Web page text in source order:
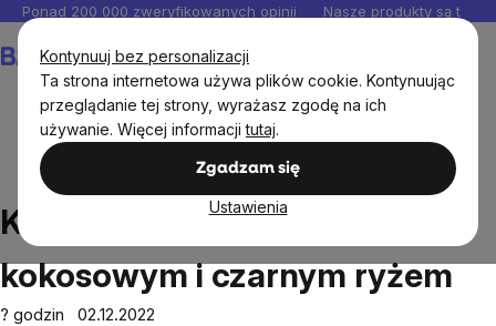
Kontynuuj bez personalizacji
Ta strona internetowa używa plików cookie. Kontynuując
przeglądanie tej strony, wyrażasz zgodę na ich
używanie. Więcej informacjitutaj.
Zgadzam się
Ustawienia
Przejść
do
treści
Ponad 200 000 zweryfikowanych opinii Nasze produkty są
Kurczak curry z mlekiem kokosowym i czarnym
ryżem
Kurczak curry z mlekiem
kokosowym i czarnym ryżem
? godzin 02.12.2022